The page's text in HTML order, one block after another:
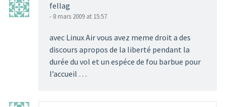
fellag
- 8 mars 2009 at 15:57
avec Linux Air vous avez meme droit a des
discours apropos de la liberté pendant la
durée du vol et un espéce de fou barbue pour
l’accueil …